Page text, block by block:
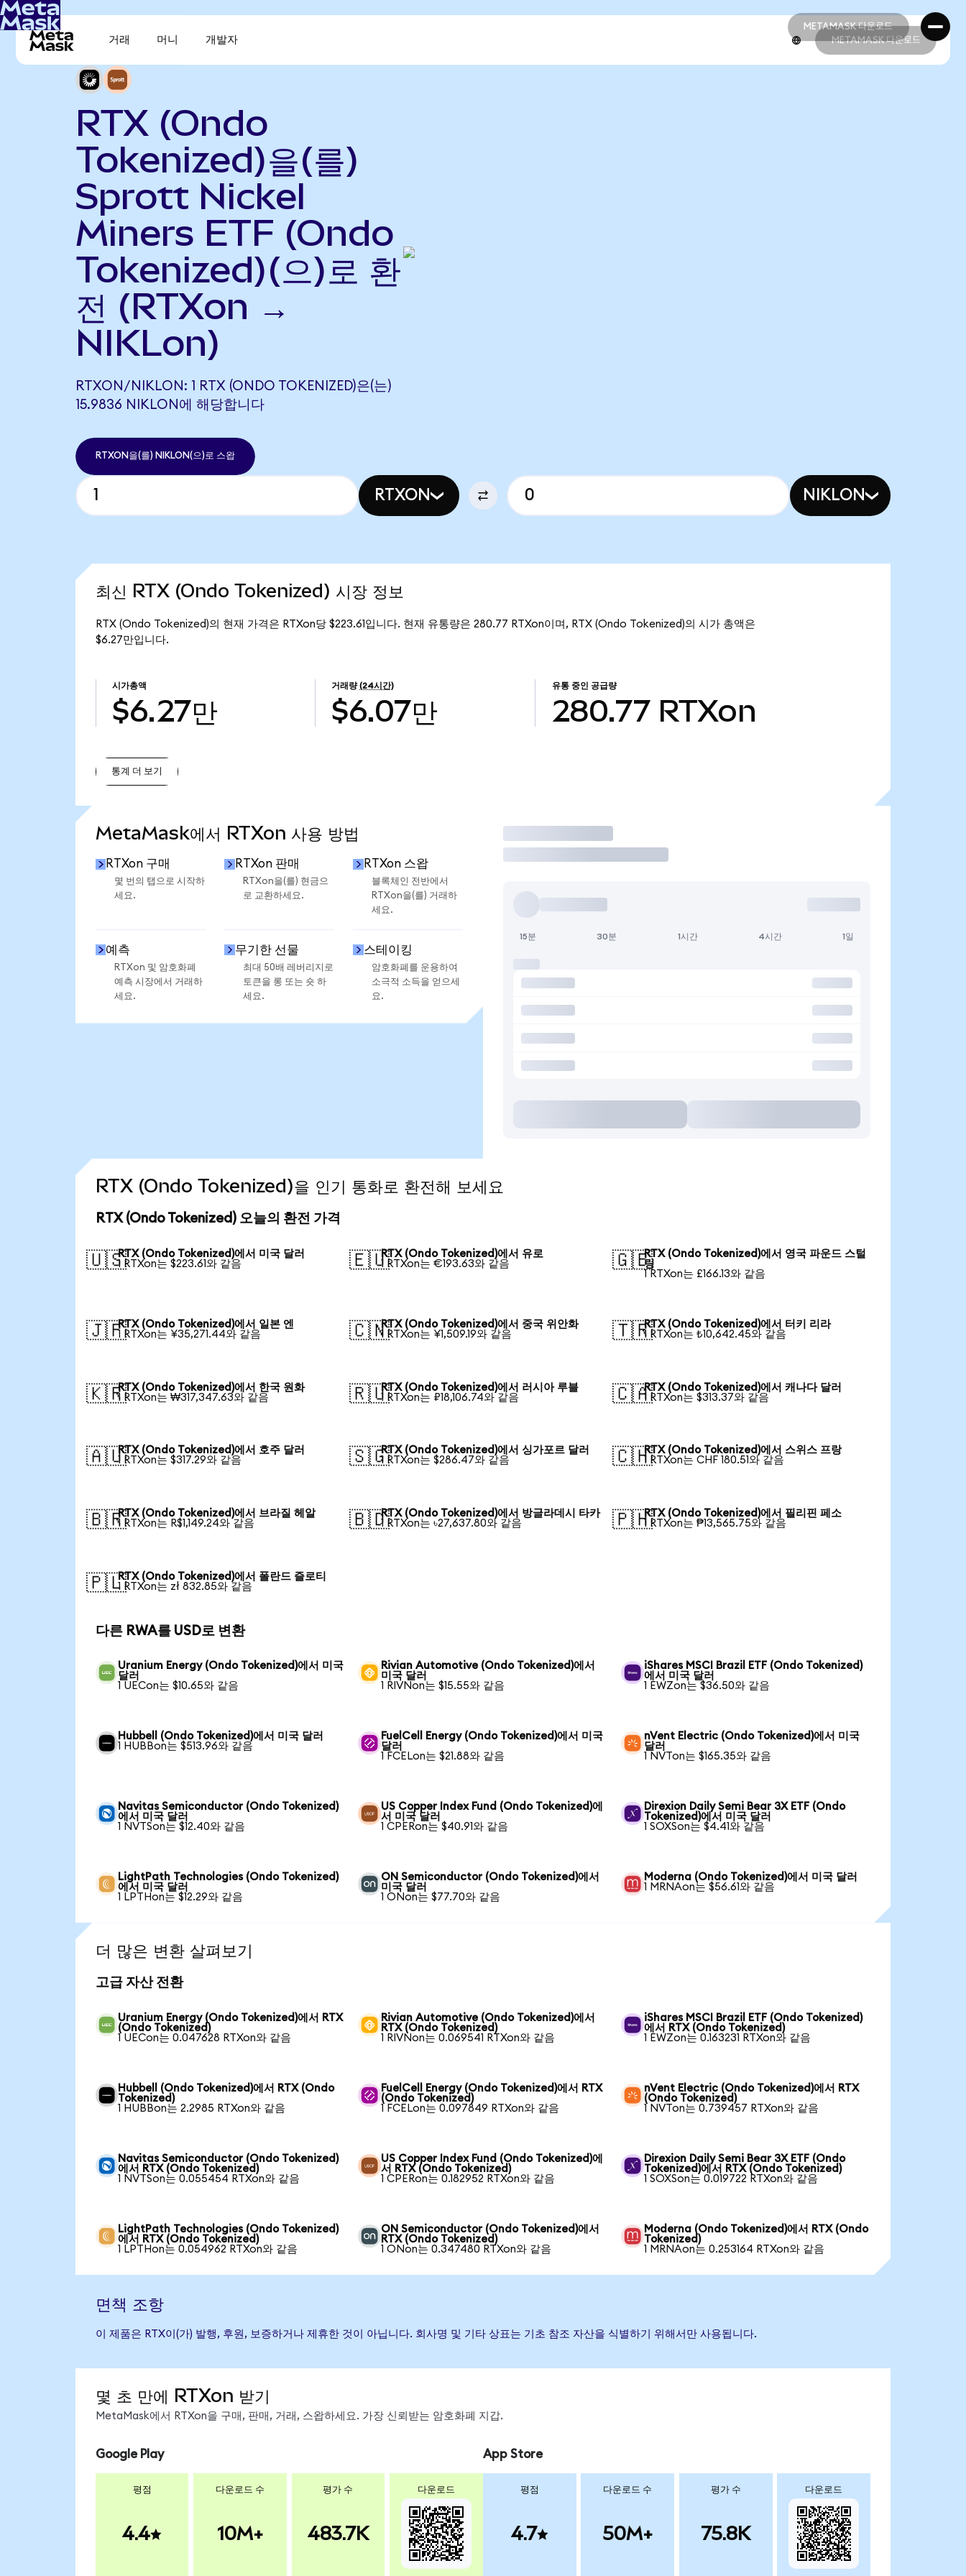
METAMASK 다운로드
METAMASK 다운로드
거래 머니 개발자 METAMASK 다운로드
RTX (Ondo
Tokenized)을(를)
Sprott Nickel
Miners ETF (Ondo
Tokenized)(으)로 환
전 (RTXon →
NIKLon)
RTXON/NIKLON: 1 RTX (ONDO TOKENIZED)은(는)
15.9836 NIKLON에 해당합니다
RTXON을(를) NIKLON(으)로 스왑
RTXON NIKLON
최신 RTX (Ondo Tokenized) 시장 정보
RTX (Ondo Tokenized)의 현재 가격은 RTXon당 $223.61입니다. 현재 유통량은 280.77 RTXon이며, RTX (Ondo Tokenized)의 시가 총액은
$6.27만입니다.
시가총액
$6.27만
거래량 (24시간)
$6.07만
유통 중인 공급량
280.77 RTXon
통계 더 보기
MetaMask에서 RTXon 사용 방법
RTXon 구매
몇 번의 탭으로 시작하
세요.
RTXon 판매
RTXon을(를) 현금으
로 교환하세요.
RTXon 스왑
블록체인 전반에서
RTXon을(를) 거래하
세요.
예측
RTXon 및 암호화폐
예측 시장에서 거래하
세요.
무기한 선물
최대 50배 레버리지로
토큰을 롱 또는 숏 하
세요.
스테이킹
암호화폐를 운용하여
소극적 소득을 얻으세
요.
거래
15분 30분 1시간 4시간 1일
RTX (Ondo Tokenized)을 인기 통화로 환전해 보세요
RTX (Ondo Tokenized) 오늘의 환전 가격
🇺🇸RTX (Ondo Tokenized)에서 미국 달러
1 RTXon는 $223.61와 같음
🇪🇺RTX (Ondo Tokenized)에서 유로
1 RTXon는 €193.63와 같음
🇬🇧RTX (Ondo Tokenized)에서 영국 파운드 스털
링
1 RTXon는 £166.13와 같음
🇯🇵RTX (Ondo Tokenized)에서 일본 엔
1 RTXon는 ¥35,271.44와 같음
🇨🇳RTX (Ondo Tokenized)에서 중국 위안화
1 RTXon는 ¥1,509.19와 같음
🇹🇷RTX (Ondo Tokenized)에서 터키 리라
1 RTXon는 ₺10,642.45와 같음
🇰🇷RTX (Ondo Tokenized)에서 한국 원화
1 RTXon는 ₩317,347.63와 같음
🇷🇺RTX (Ondo Tokenized)에서 러시아 루블
1 RTXon는 ₽18,106.74와 같음
🇨🇦RTX (Ondo Tokenized)에서 캐나다 달러
1 RTXon는 $313.37와 같음
🇦🇺RTX (Ondo Tokenized)에서 호주 달러
1 RTXon는 $317.29와 같음
🇸🇬RTX (Ondo Tokenized)에서 싱가포르 달러
1 RTXon는 $286.47와 같음
🇨🇭RTX (Ondo Tokenized)에서 스위스 프랑
1 RTXon는 CHF 180.51와 같음
🇧🇷RTX (Ondo Tokenized)에서 브라질 헤알
1 RTXon는 R$1,149.24와 같음
🇧🇩RTX (Ondo Tokenized)에서 방글라데시 타카
1 RTXon는 ৳27,637.80와 같음
🇵🇭RTX (Ondo Tokenized)에서 필리핀 페소
1 RTXon는 ₱13,565.75와 같음
🇵🇱RTX (Ondo Tokenized)에서 폴란드 즐로티
1 RTXon는 zł 832.85와 같음
다른 RWA를 USD로 변환
Uranium Energy (Ondo Tokenized)에서 미국
달러
1 UECon는 $10.65와 같음
Rivian Automotive (Ondo Tokenized)에서
미국 달러
1 RIVNon는 $15.55와 같음
iShares MSCI Brazil ETF (Ondo Tokenized)
에서 미국 달러
1 EWZon는 $36.50와 같음
Hubbell (Ondo Tokenized)에서 미국 달러
1 HUBBon는 $513.96와 같음
FuelCell Energy (Ondo Tokenized)에서 미국
달러
1 FCELon는 $21.88와 같음
nVent Electric (Ondo Tokenized)에서 미국
달러
1 NVTon는 $165.35와 같음
Navitas Semiconductor (Ondo Tokenized)
에서 미국 달러
1 NVTSon는 $12.40와 같음
US Copper Index Fund (Ondo Tokenized)에
서 미국 달러
1 CPERon는 $40.91와 같음
Direxion Daily Semi Bear 3X ETF (Ondo
Tokenized)에서 미국 달러
1 SOXSon는 $4.41와 같음
LightPath Technologies (Ondo Tokenized)
에서 미국 달러
1 LPTHon는 $12.29와 같음
ON Semiconductor (Ondo Tokenized)에서
미국 달러
1 ONon는 $77.70와 같음
Moderna (Ondo Tokenized)에서 미국 달러
1 MRNAon는 $56.61와 같음
더 많은 변환 살펴보기
고급 자산 전환
Uranium Energy (Ondo Tokenized)에서 RTX
(Ondo Tokenized)
1 UECon는 0.047628 RTXon와 같음
Rivian Automotive (Ondo Tokenized)에서
RTX (Ondo Tokenized)
1 RIVNon는 0.069541 RTXon와 같음
iShares MSCI Brazil ETF (Ondo Tokenized)
에서 RTX (Ondo Tokenized)
1 EWZon는 0.163231 RTXon와 같음
Hubbell (Ondo Tokenized)에서 RTX (Ondo
Tokenized)
1 HUBBon는 2.2985 RTXon와 같음
FuelCell Energy (Ondo Tokenized)에서 RTX
(Ondo Tokenized)
1 FCELon는 0.097849 RTXon와 같음
nVent Electric (Ondo Tokenized)에서 RTX
(Ondo Tokenized)
1 NVTon는 0.739457 RTXon와 같음
Navitas Semiconductor (Ondo Tokenized)
에서 RTX (Ondo Tokenized)
1 NVTSon는 0.055454 RTXon와 같음
US Copper Index Fund (Ondo Tokenized)에
서 RTX (Ondo Tokenized)
1 CPERon는 0.182952 RTXon와 같음
Direxion Daily Semi Bear 3X ETF (Ondo
Tokenized)에서 RTX (Ondo Tokenized)
1 SOXSon는 0.019722 RTXon와 같음
LightPath Technologies (Ondo Tokenized)
에서 RTX (Ondo Tokenized)
1 LPTHon는 0.054962 RTXon와 같음
ON Semiconductor (Ondo Tokenized)에서
RTX (Ondo Tokenized)
1 ONon는 0.347480 RTXon와 같음
Moderna (Ondo Tokenized)에서 RTX (Ondo
Tokenized)
1 MRNAon는 0.253164 RTXon와 같음
면책 조항
이 제품은 RTX이(가) 발행, 후원, 보증하거나 제휴한 것이 아닙니다. 회사명 및 기타 상표는 기초 참조 자산을 식별하기 위해서만 사용됩니다.
몇 초 만에 RTXon 받기
MetaMask에서 RTXon을 구매, 판매, 거래, 스왑하세요. 가장 신뢰받는 암호화폐 지갑.
Google Play
평점
4.4
다운로드 수
10M+
평가 수
483.7K
다운로드
App Store
평점
4.7
다운로드 수
50M+
평가 수
75.8K
다운로드